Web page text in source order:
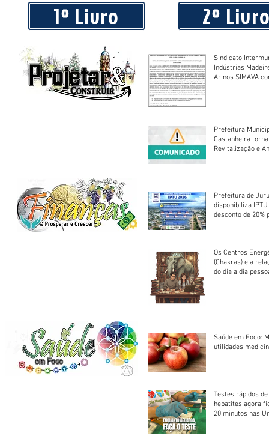
1º Livro 2º
Sindicato
Indústrias
Arinos SIMAVA convoca à
Prefeitura
Castanheira
Revitalização e
Prefeitura de
disponibiliza
desconto de 20%
Os Centros
(Chakras) e a
do dia a dia
Saúde em Foco:
utilidades
Testes rápidos
hepatites agora
20 minutos nas